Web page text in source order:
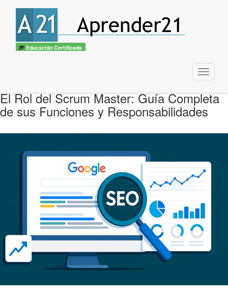
Educación Certificada
Menu
El Rol del Scrum Master: Guía Completa
de sus Funciones y Responsabilidades